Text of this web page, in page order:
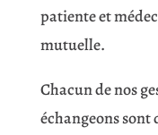
patiente et
mutuelle.
Chacun de nos
échangeons sont